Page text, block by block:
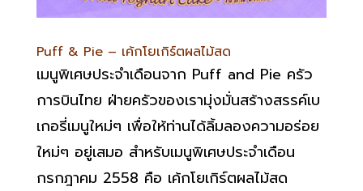
Puff & Pie – เค้กโยเกิร์ตผลไม้สด
เมนูพิเศษประจำเดือนจาก Puff and Pie ครัว
การบินไทย ฝ่ายครัวของเรามุ่งมั่นสร้างสรรค์เบ
เกอรี่เมนูใหม่ๆ เพื่อให้ท่านได้ลิ้มลองความอร่อย
ใหม่ๆ อยู่เสมอ สำหรับเมนูพิเศษประจำเดือน
กรกฎาคม 2558 คือ เค้กโยเกิร์ตผลไม้สด